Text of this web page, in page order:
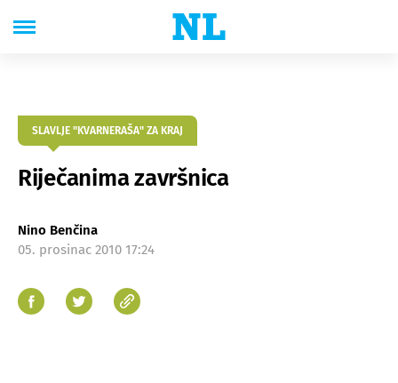
SLAVLJE "KVARNERAŠA" ZA KRAJ
Riječanima završnica
Nino Benčina
05. prosinac 2010 17:24